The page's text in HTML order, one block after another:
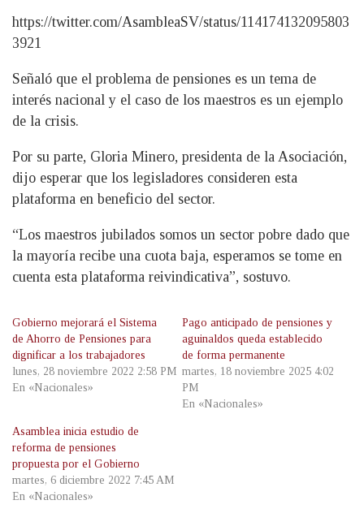
https://twitter.com/AsambleaSV/status/114174132095803
3921
Señaló que el problema de pensiones es un tema de
interés nacional y el caso de los maestros es un ejemplo
de la crisis.
Por su parte, Gloria Minero, presidenta de la Asociación,
dijo esperar que los legisladores consideren esta
plataforma en beneficio del sector.
“Los maestros jubilados somos un sector pobre dado que
la mayoría recibe una cuota baja, esperamos se tome en
cuenta esta plataforma reivindicativa”, sostuvo.
Gobierno mejorará el Sistema
de Ahorro de Pensiones para
dignificar a los trabajadores
lunes, 28 noviembre 2022 2:58 PM
En «Nacionales»
Pago anticipado de pensiones y
aguinaldos queda establecido
de forma permanente
martes, 18 noviembre 2025 4:02
PM
En «Nacionales»
Asamblea inicia estudio de
reforma de pensiones
propuesta por el Gobierno
martes, 6 diciembre 2022 7:45 AM
En «Nacionales»